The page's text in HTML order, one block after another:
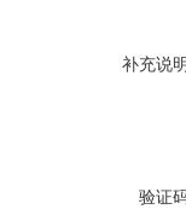
补充说
验证